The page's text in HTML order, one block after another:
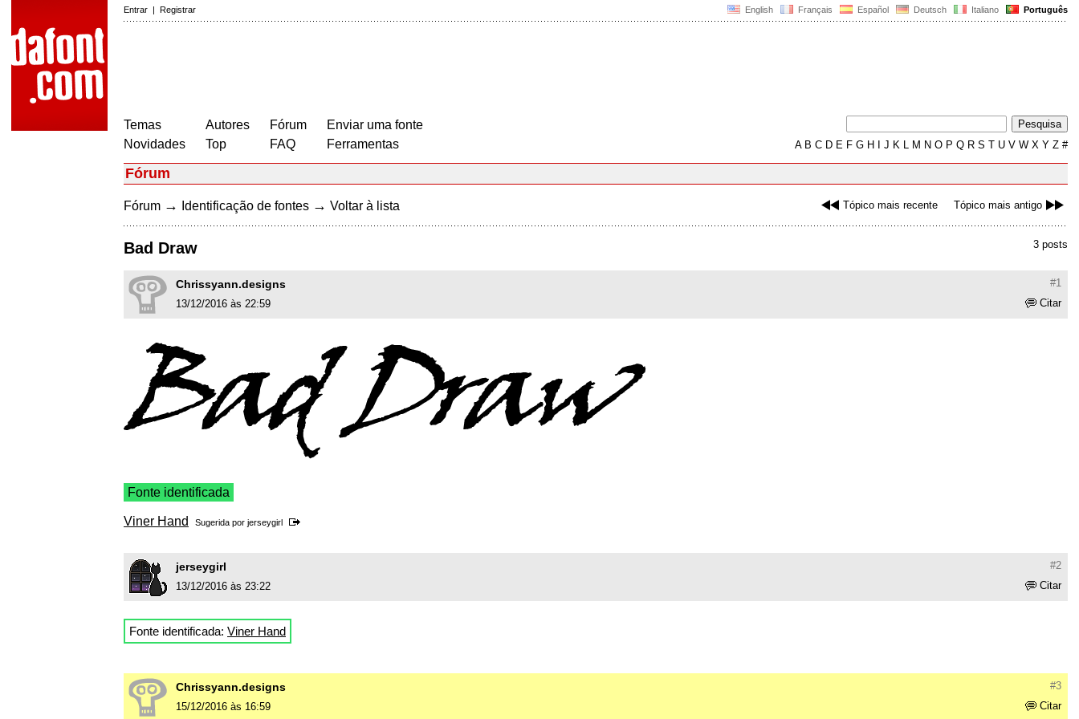
English Français Español Deutsch Italiano Português
Entrar | Registrar
Temas
Novidades
Autores
Top
Fórum
FAQ
Enviar uma fonte
Ferramentas
AB C D E F G H J K L M N O P Q R S T U V W X Y Z #
Fórum
Tópico mais recente Tópico mais antigo
Fórum → Identificação de fontes → Voltar à lista
3 posts
Bad Draw
#1
Chrissyann.designs
Citar
13/12/2016 às 22:59
Fonte identificada
Viner Hand Sugerida por jerseygirl
#2
jerseygirl
Citar
13/12/2016 às 23:22
Fonte identificada: Viner Hand
#3
Chrissyann.designs
Citar
15/12/2016 às 16:59